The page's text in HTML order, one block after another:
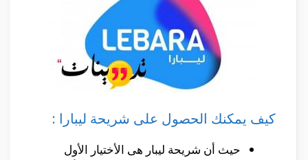
كيف يمكنك الحصول على شريحة ليبارا :
حيث أن شريحة ليبار هى الأختيار الأول